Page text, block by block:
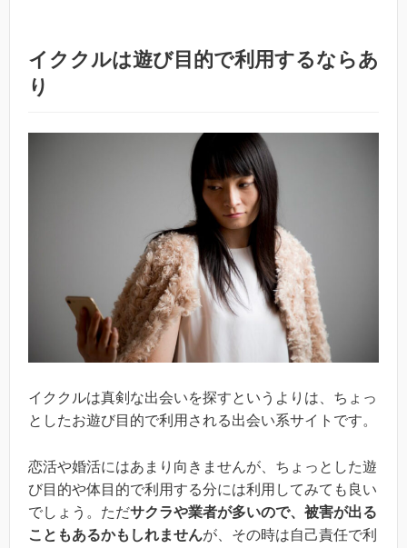
イククルは遊び目的で利用するならあ
り
イククルは真剣な出会いを探すというよりは、ちょっ
としたお遊び目的で利用される出会い系サイトです。
恋活や婚活にはあまり向きませんが、ちょっとした遊
び目的や体目的で利用する分には利用してみても良い
でしょう。ただサクラや業者が多いので、被害が出る
こともあるかもしれませんが、その時は自己責任で利